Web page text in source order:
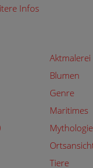
Infos
Aktmalerei
Blumen
Genre
Maritimes
Tiere